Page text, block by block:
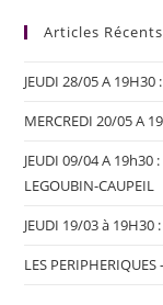
Articles Récents
JEUDI 28/05 A 19H30
MERCREDI 20/05 A
JEUDI 09/04 A 19h30
LEGOUBIN-CAUPEIL
JEUDI 19/03 à 19H30
LES